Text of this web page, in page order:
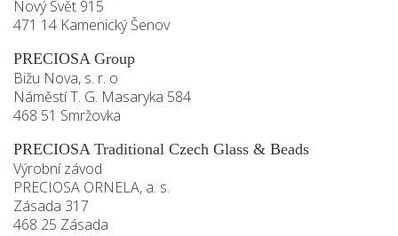
Nový Svět 915
471 14 Kamenický Šenov
PRECIOSA Group
Bižu Nova, s. r. o
Náměstí T. G. Masaryka 584
468 51 Smržovka
PRECIOSA Traditional Czech Glass & Beads
Výrobní závod
PRECIOSA ORNELA, a. s.
Zásada 317
468 25 Zásada